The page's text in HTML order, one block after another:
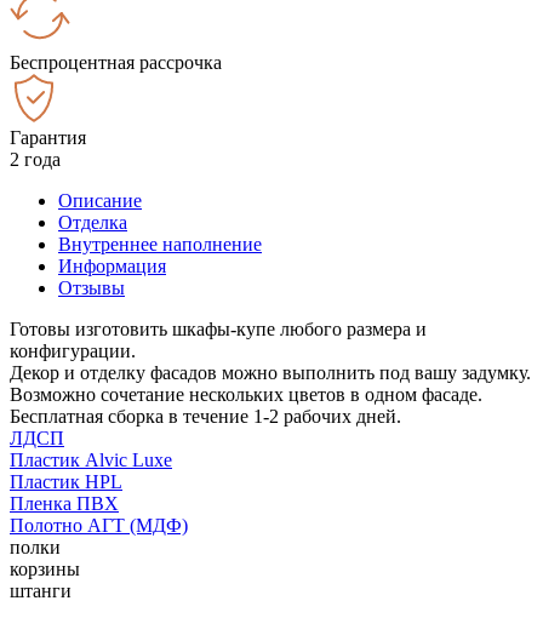
Беспроцентная рассрочка
Гарантия
2 года
Описание
Отделка
Внутреннее наполнение
Информация
Отзывы
Готовы изготовить шкафы-купе любого размера и
конфигурации.
Декор и отделку фасадов можно выполнить под вашу задумку.
Возможно сочетание нескольких цветов в одном фасаде.
Бесплатная сборка в течение 1-2 рабочих дней.
ЛДСП
Пластик Alvic Luxe
Пластик HPL
Пленка ПВХ
Полотно АГТ (МДФ)
полки
корзины
штанги